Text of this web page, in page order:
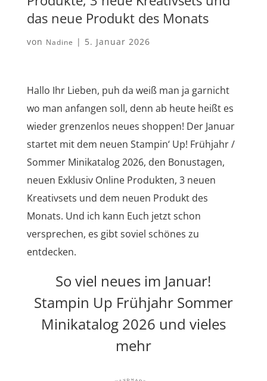
das neue Produkt des Monats
von Nadine | 5. Januar 2026
Hallo Ihr Lieben, puh da weiß man ja garnicht
wo man anfangen soll, denn ab heute heißt es
wieder grenzenlos neues shoppen! Der Januar
startet mit dem neuen Stampin‘ Up! Frühjahr /
Sommer Minikatalog 2026, den Bonustagen,
neuen Exklusiv Online Produkten, 3 neuen
Kreativsets und dem neuen Produkt des
Monats. Und ich kann Euch jetzt schon
versprechen, es gibt soviel schönes zu
entdecken.
So viel neues im Januar!
Stampin Up Frühjahr Sommer
Minikatalog 2026 und vieles
mehr